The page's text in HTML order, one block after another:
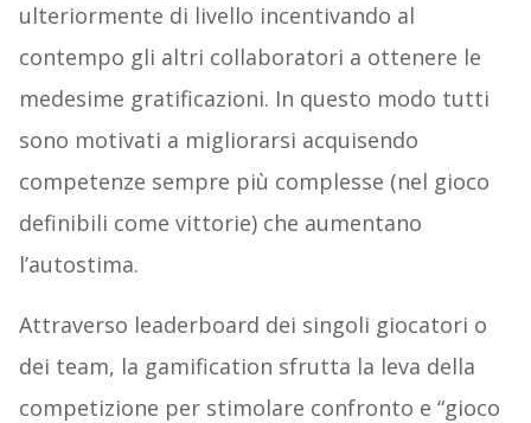
ulteriormente di livello incentivando al
contempo gli altri collaboratori a ottenere le
medesime gratificazioni. In questo modo tutti
sono motivati a migliorarsi acquisendo
competenze sempre più complesse (nel gioco
definibili come vittorie) che aumentano
l’autostima.
Attraverso leaderboard dei singoli giocatori o
dei team, la gamification sfrutta la leva della
competizione per stimolare confronto e “gioco